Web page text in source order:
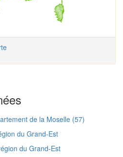
de la Moselle (57)
du Grand-Est
du Grand-Est